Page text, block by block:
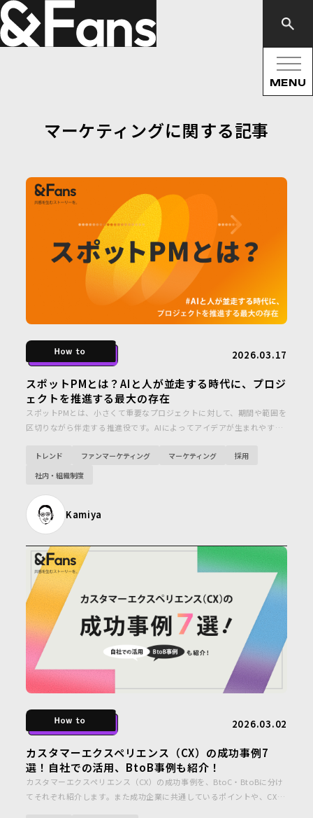
MENU
マーケティングに関する記事
2026.03.17
スポットPMとは？AIと人が並走する時代に、プロジ
ェクトを推進する最大の存在
スポットPMとは、小さくて重要なプロジェクトに対して、期間や範囲を
区切りながら伴走する推進役です。AIによってアイデアが生まれやすく
ットPMは、そのギャップを埋めるために生まれた概念です。
トレンド ファンマーケティング マーケティング
採用
社内・組織制度
Kamiya
2026.03.02
カスタマーエクスペリエンス（CX）の成功事例7
選！自社での活用、BtoB事例も紹介！
カスタマーエクスペリエンス（CX）の成功事例を、BtoC・BtoBに分け
てそれぞれ紹介します。また成功企業に共通しているポイントや、CX改